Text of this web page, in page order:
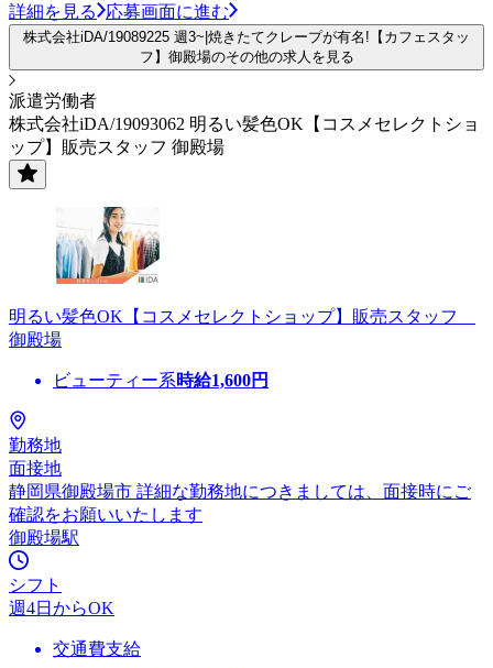
詳細を見る 応募画面に進む
株式会社iDA/19089225 週3~|焼きたてクレープが有名!【カフェスタッ
フ】御殿場のその他の求人を見る
派遣労働者
株式会社iDA/19093062 明るい髪色OK【コスメセレクトショ
ップ】販売スタッフ 御殿場
明るい髪色OK【コスメセレクトショップ】販売スタッフ
御殿場
ビューティー系時給1,600円
勤務地
面接地
静岡県御殿場市 詳細な勤務地につきましては、面接時にご
確認をお願いいたします
御殿場駅
シフト
週4日からOK
交通費支給